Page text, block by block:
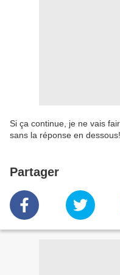
Si ça continue, je ne vais
sans la réponse en dessous!
Partager